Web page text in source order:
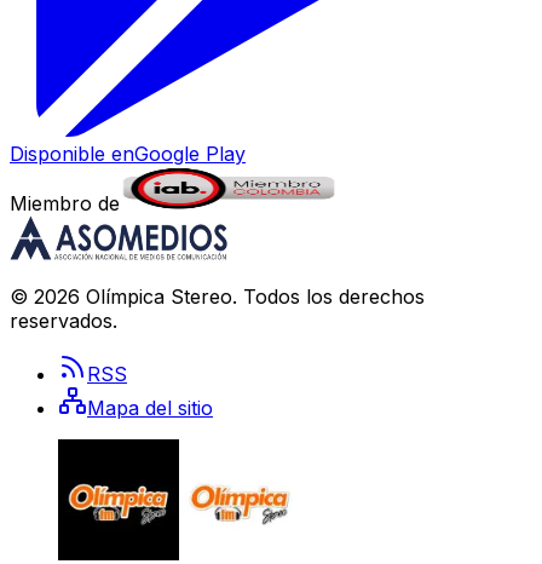
Disponible enGoogle Play
Miembro de
© 2026 Olímpica Stereo. Todos los derechos
reservados.
RSS
Mapa del sitio